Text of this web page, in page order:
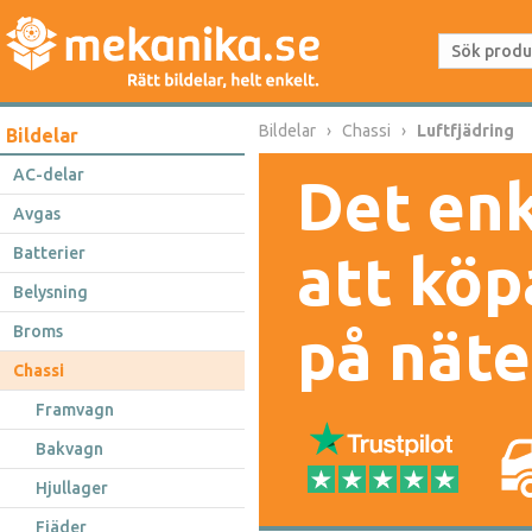
Bildelar
AC-delar
Avgas
Batterier
Belysning
Broms
Chassi
Framvagn
Bakvagn
Hjullager
Fjäder
Bildelar Chassi Luftfjädring
Det
att
på